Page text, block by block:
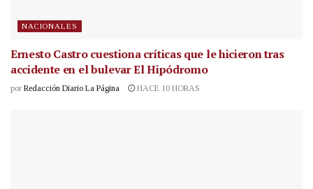
NACIONALES
Ernesto Castro cuestiona críticas que le hicieron tras
accidente en el bulevar El Hipódromo
por Redacción Diario La Página HACE 10 HORAS